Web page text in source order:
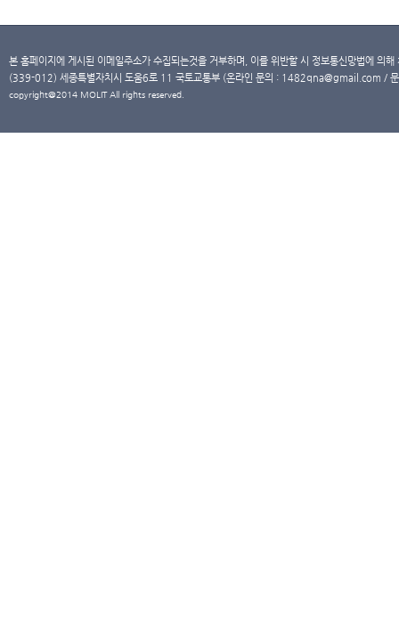
본 홈페이지에 게시된 이메일주소가 수집되는것을 거부하며, 이를 위반할 시 정보통신망법에 의
(339-012) 세종특별자치시 도움6로 11 국토교통부 (온라인 문의 : 1482qna@gmail.com /
copyright@2014 MOLIT All rights reserved.